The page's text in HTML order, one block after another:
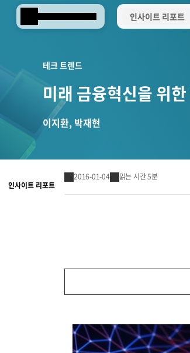
Samsung SDS 인사이트 리포트
생성형 AI
AI 업무혁신
데이터 분석
Samsung
매니지드 서비스
클라우드 보안
엔터프라이즈 애
디지털 전환 서비
디지털 전환 진단
디지털 전환 컨설
디지털 물류 혁신
글로벌 공급망
글로벌 물류 거점
비전
CEO 소개
연혁
재무정보
IR 행사 & 실적발
주주총회
ESG 경영체계
환경/에너지 경영
인권경영
이슈와 팩트
미디어 갤러리
테크 트렌드
미래 금융혁신을 위
이지환, 박재현
인사이트 리포트
2016-01-04 읽는 시간 5분